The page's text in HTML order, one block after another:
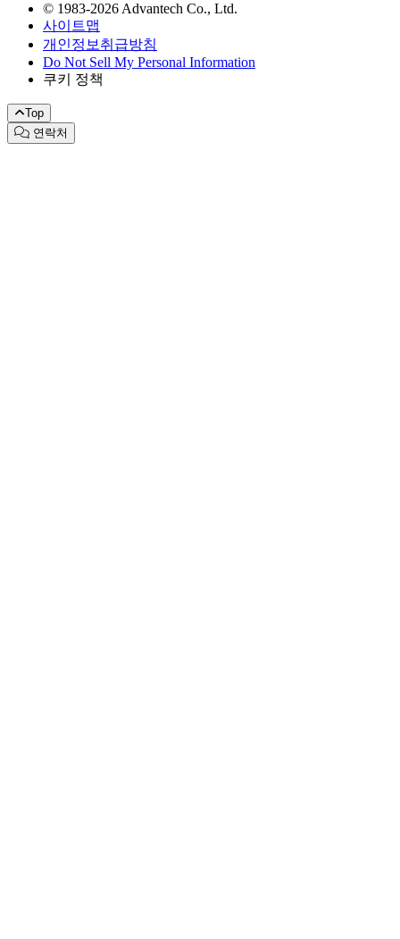
© 1983-2026 Advantech Co., Ltd.
사이트맵
개인정보취급방침
Do Not Sell My Personal Information
쿠키 정책
Top
연락처